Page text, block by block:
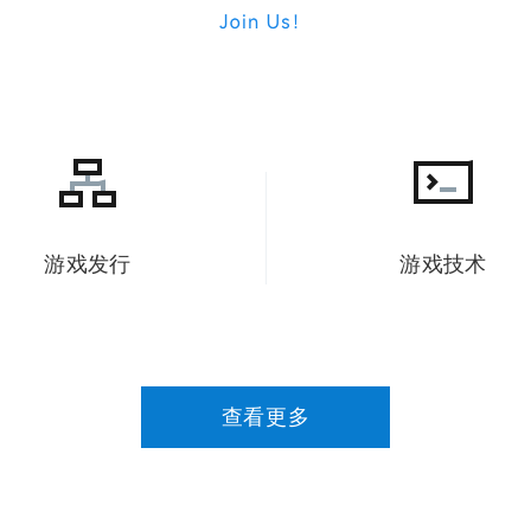
游戏发行 游戏技术
查看更多